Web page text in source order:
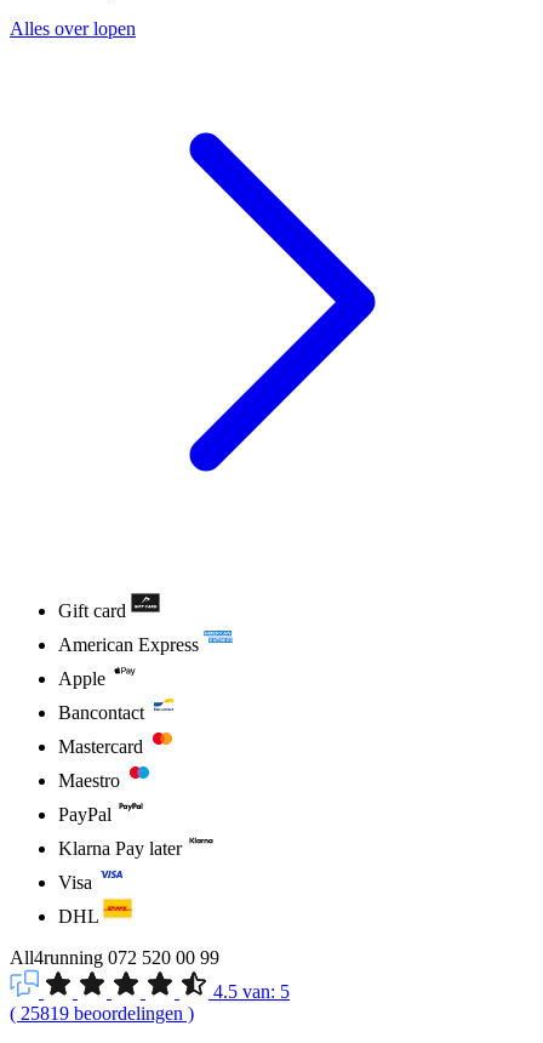
Alles over lopen
Gift card
American Express
Apple
Bancontact
Mastercard
Maestro
PayPal
Klarna Pay later
Visa
DHL
All4running 072 520 00 99
4.5 van: 5
( 25819 beoordelingen )